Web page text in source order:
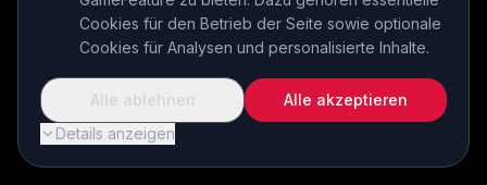
Cookies für den Betrieb der Seite sowie optionale
Cookies für Analysen und personalisierte Inhalte.
Details anzeigen
Alle ablehnen Alle akzeptieren